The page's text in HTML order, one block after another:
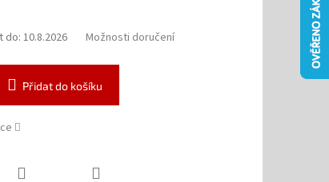
do: 10.8.2026 Možnosti doručení
Přidat do košíku